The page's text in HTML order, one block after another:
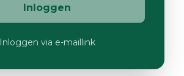
Inloggen
Inloggen via e-maillink